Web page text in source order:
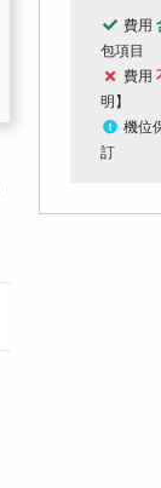
費用
包項目
費用
明】
機位
訂